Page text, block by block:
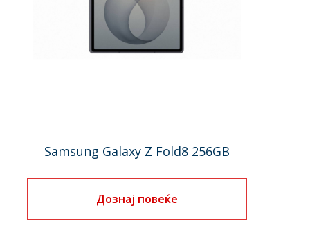
Samsung Galaxy Z Fold8 256GB
Дознај повеќе